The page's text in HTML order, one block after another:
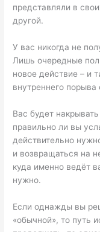
представляли в
другой.
У вас никогда не
Лишь очередные
новое действие – и
внутреннего порыва
Вас будет
правильно ли вы
действительно
и возвращаться на
куда именно ведёт
нужно.
Если однажды вы
«обычной», то путь